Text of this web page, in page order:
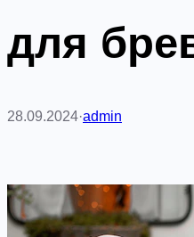
для
28.09.2024·admin